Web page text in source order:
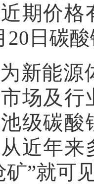
期价
20日碳
新能源
场及行
级碳酸
近年来
矿”就可